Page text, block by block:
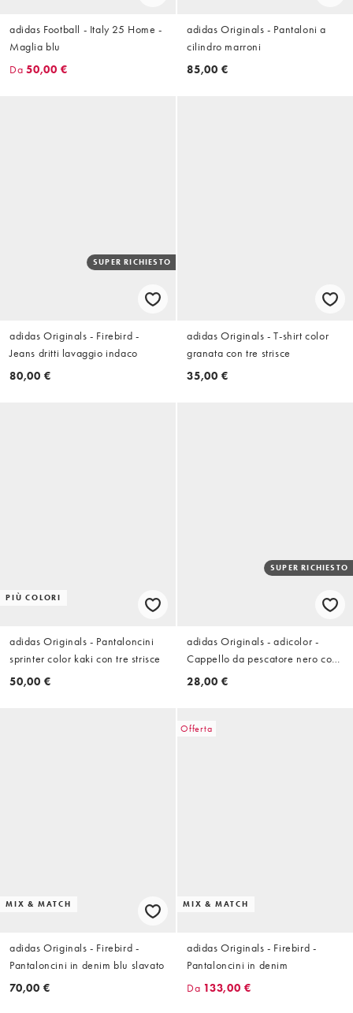
adidas Football - Italy 25 Home -
Maglia blu
Da 50,00 €
adidas Originals - Pantaloni a
cilindro marroni
85,00 €
SUPER RICHIESTO
adidas Originals - Firebird -
Jeans dritti lavaggio indaco
80,00 €
adidas Originals - T-shirt color
granata con tre strisce
35,00 €
PIÙ COLORI
adidas Originals - Pantaloncini
sprinter color kaki con tre strisce
50,00 €
SUPER RICHIESTO
adidas Originals - adicolor -
Cappello da pescatore nero con
logo del trifoglio
28,00 €
MIX & MATCH
adidas Originals - Firebird -
Pantaloncini in denim blu slavato
70,00 €
Offerta
MIX & MATCH
adidas Originals - Firebird -
Pantaloncini in denim
Da 133,00 €